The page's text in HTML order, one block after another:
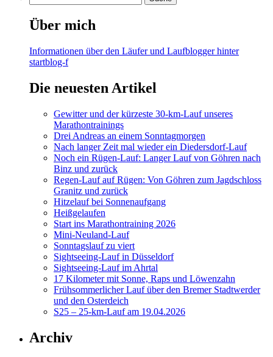
Über mich
Informationen über den Läufer und Laufblogger hinter
startblog-f
Die neuesten Artikel
Gewitter und der kürzeste 30-km-Lauf unseres
Marathontrainings
Drei Andreas an einem Sonntagmorgen
Nach langer Zeit mal wieder ein Diedersdorf-Lauf
Noch ein Rügen-Lauf: Langer Lauf von Göhren nach
Binz und zurück
Regen-Lauf auf Rügen: Von Göhren zum Jagdschloss
Granitz und zurück
Hitzelauf bei Sonnenaufgang
Heißgelaufen
Start ins Marathontraining 2026
Mini-Neuland-Lauf
Sonntagslauf zu viert
Sightseeing-Lauf in Düsseldorf
Sightseeing-Lauf im Ahrtal
17 Kilometer mit Sonne, Raps und Löwenzahn
Frühsommerlicher Lauf über den Bremer Stadtwerder
und den Osterdeich
S25 – 25-km-Lauf am 19.04.2026
Archiv